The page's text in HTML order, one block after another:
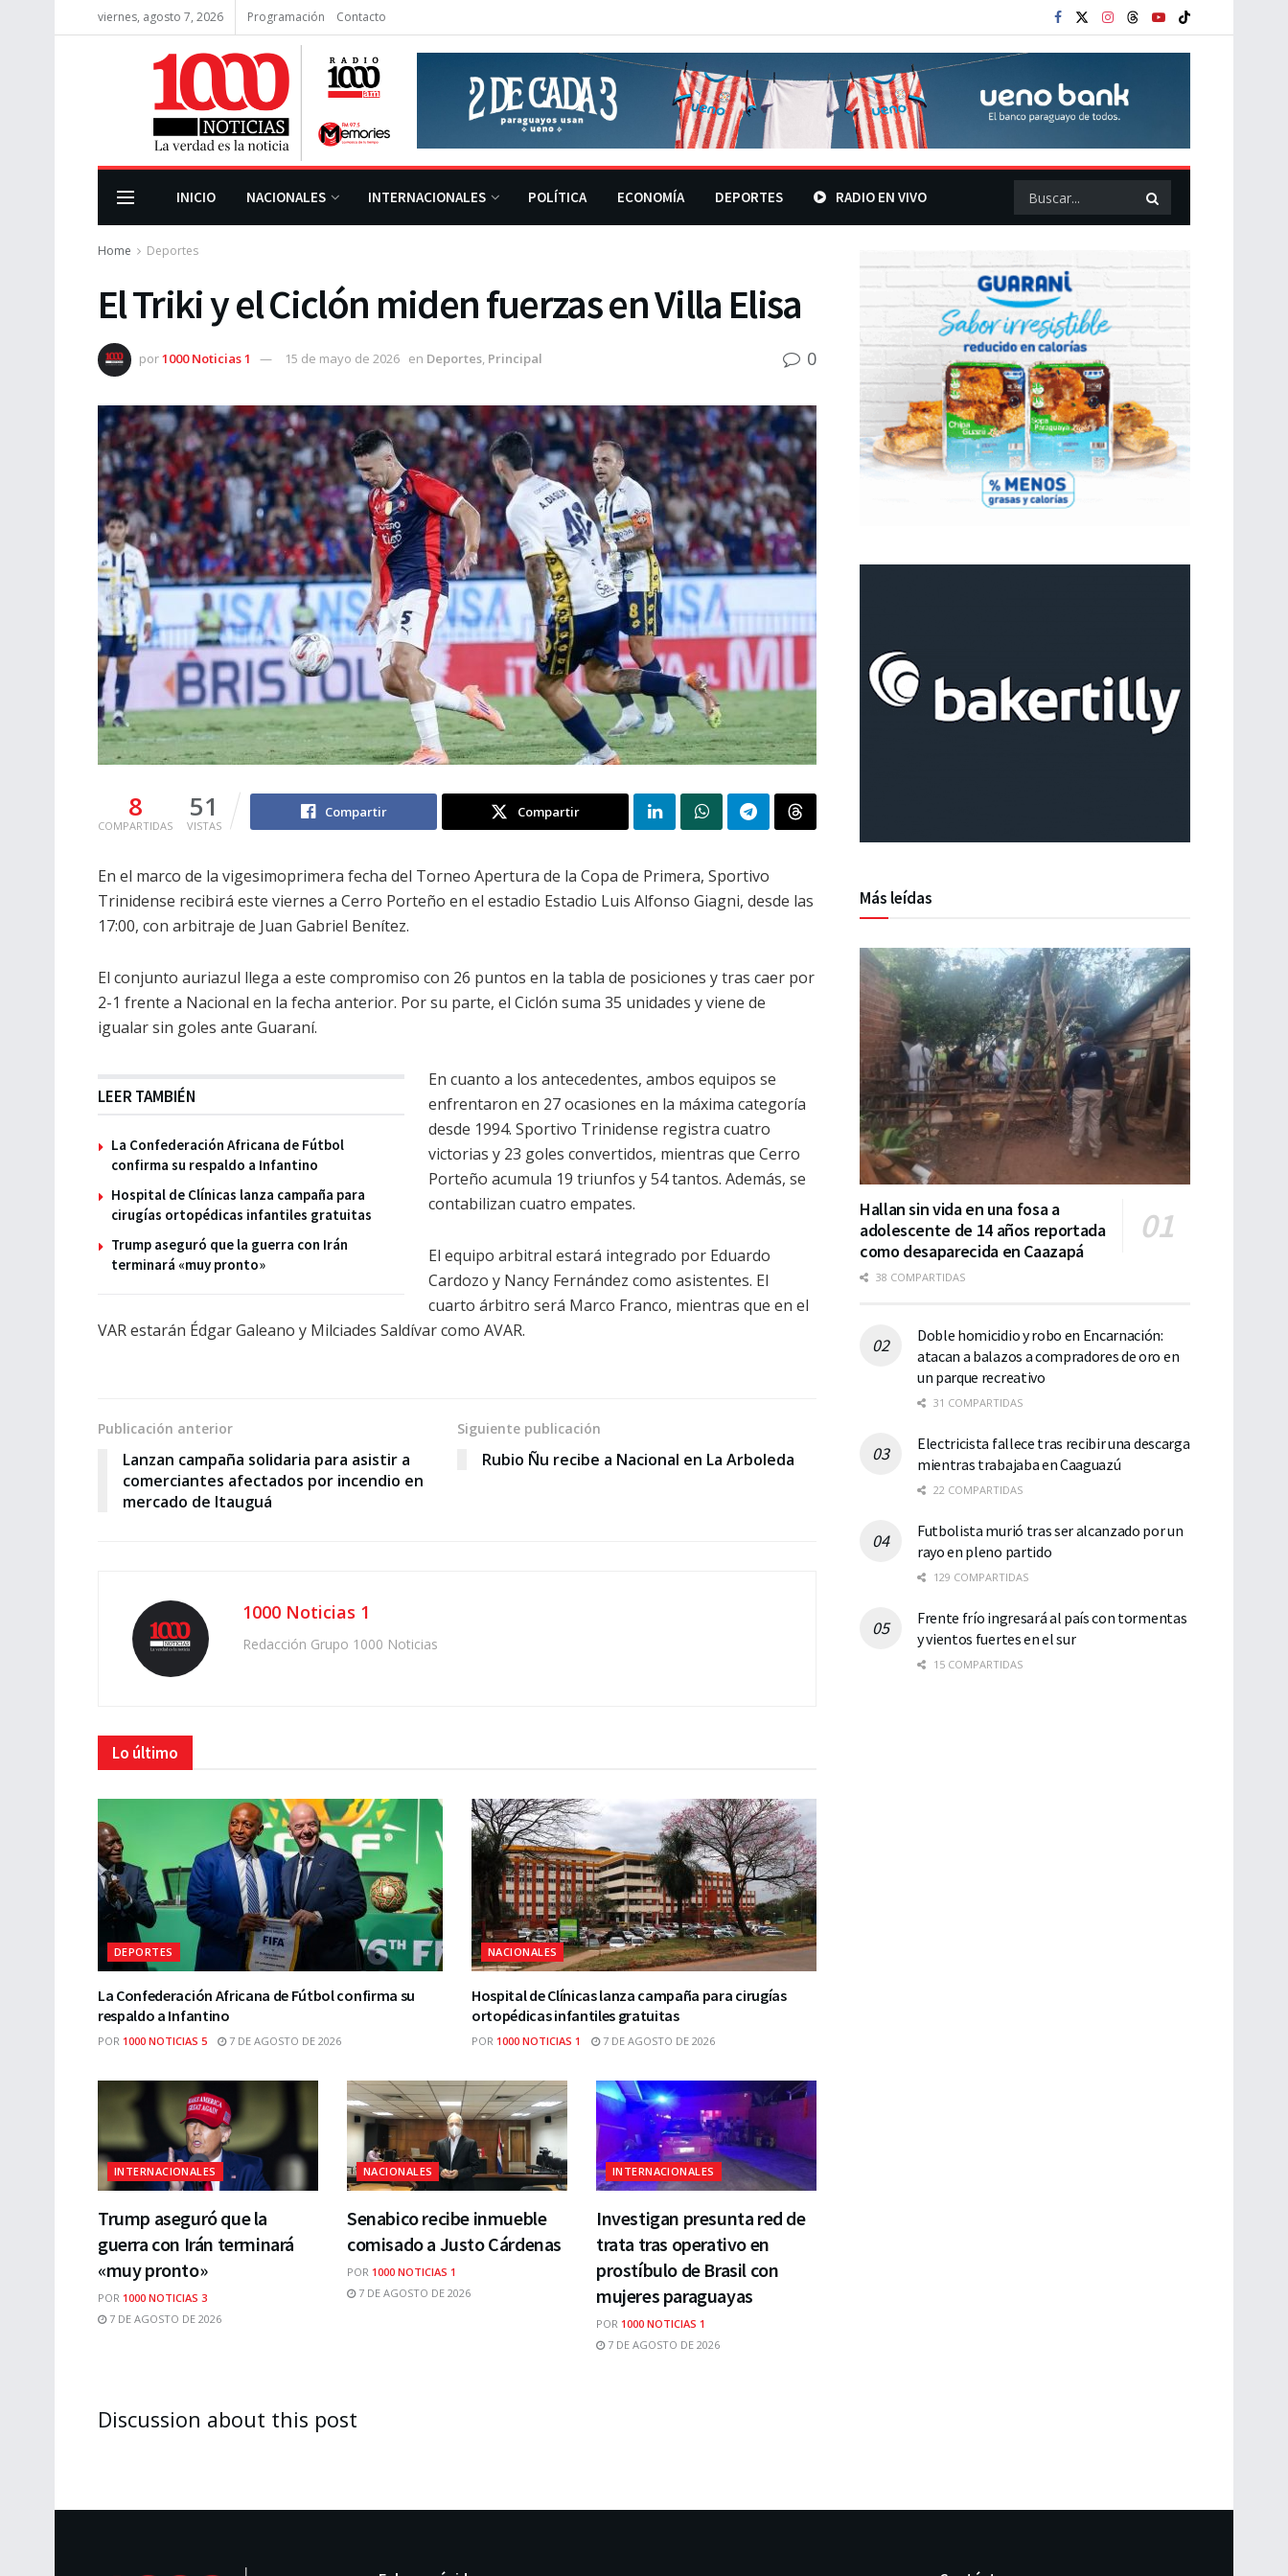
viernes, agosto 7, 2026 Programación Contacto
INICIO NACIONALES INTERNACIONALES POLÍTICA ECONOMÍA DEPORTES RADIO EN VIVO
Home Deportes
El Triki y el Ciclón miden fuerzas en Villa Elisa
por1000 Noticias 1 15 de mayo de 2026 en Deportes, Principal 0
8
COMPARTIDAS
51
VISTAS
Compartir Compartir
En el marco de la vigesimoprimera fecha del Torneo Apertura de la Copa de Primera, Sportivo
Trinidense recibirá este viernes a Cerro Porteño en el estadio Estadio Luis Alfonso Giagni, desde las
17:00, con arbitraje de Juan Gabriel Benítez.
El conjunto auriazul llega a este compromiso con 26 puntos en la tabla de posiciones y tras caer por
2-1 frente a Nacional en la fecha anterior. Por su parte, el Ciclón suma 35 unidades y viene de
igualar sin goles ante Guaraní.
LEER TAMBIÉN
La Confederación Africana de Fútbol
confirma su respaldo a Infantino
Hospital de Clínicas lanza campaña para
cirugías ortopédicas infantiles gratuitas
Trump aseguró que la guerra con Irán
terminará «muy pronto»
En cuanto a los antecedentes, ambos equipos se
enfrentaron en 27 ocasiones en la máxima categoría
desde 1994. Sportivo Trinidense registra cuatro
victorias y 23 goles convertidos, mientras que Cerro
Porteño acumula 19 triunfos y 54 tantos. Además, se
contabilizan cuatro empates.
El equipo arbitral estará integrado por Eduardo
Cardozo y Nancy Fernández como asistentes. El
cuarto árbitro será Marco Franco, mientras que en el
VAR estarán Édgar Galeano y Milciades Saldívar como AVAR.
Publicación anterior
Lanzan campaña solidaria para asistir a
comerciantes afectados por incendio en
mercado de Itauguá
Siguiente publicación
Rubio Ñu recibe a Nacional en La Arboleda
1000 Noticias 1
Redacción Grupo 1000 Noticias
Lo último
DEPORTES
La Confederación Africana de Fútbol confirma su
respaldo a Infantino
POR 1000 NOTICIAS 5 7 DE AGOSTO DE 2026
NACIONALES
Hospital de Clínicas lanza campaña para cirugías
ortopédicas infantiles gratuitas
POR 1000 NOTICIAS 1 7 DE AGOSTO DE 2026
INTERNACIONALES
Trump aseguró que la
guerra con Irán terminará
«muy pronto»
POR 1000 NOTICIAS 3
7 DE AGOSTO DE 2026
NACIONALES
Senabico recibe inmueble
comisado a Justo Cárdenas
POR 1000 NOTICIAS 1
7 DE AGOSTO DE 2026
INTERNACIONALES
Investigan presunta red de
trata tras operativo en
prostíbulo de Brasil con
mujeres paraguayas
POR 1000 NOTICIAS 1
7 DE AGOSTO DE 2026
Discussion about this post
Más leídas
Hallan sin vida en una fosa a
adolescente de 14 años reportada
como desaparecida en Caazapá
38 COMPARTIDAS
Doble homicidio y robo en Encarnación:
atacan a balazos a compradores de oro en
un parque recreativo
31 COMPARTIDAS
Electricista fallece tras recibir una descarga
mientras trabajaba en Caaguazú
22 COMPARTIDAS
Futbolista murió tras ser alcanzado por un
rayo en pleno partido
129 COMPARTIDAS
Frente frío ingresará al país con tormentas
y vientos fuertes en el sur
15 COMPARTIDAS